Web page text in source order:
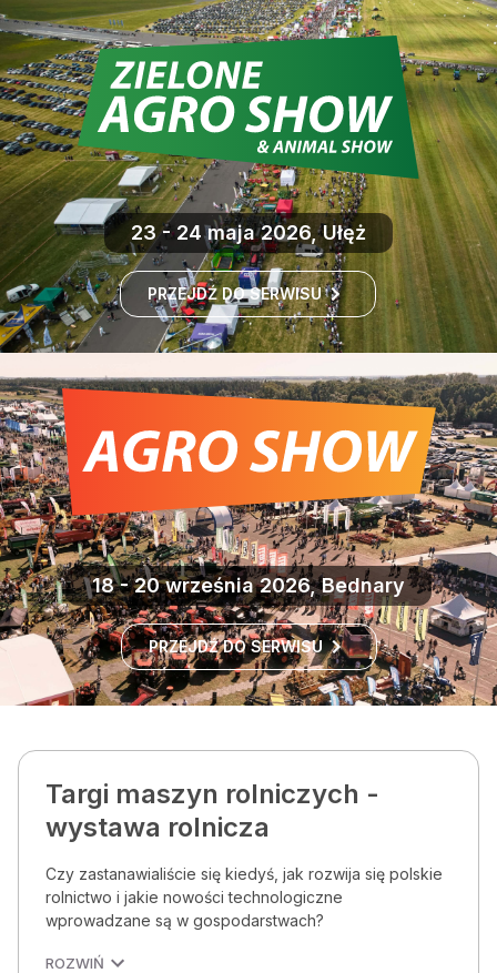
23 - 24 maja 2026, Ułęż
PRZEJDŹ DO SERWISU
18 - 20 września 2026, Bednary
PRZEJDŹ DO SERWISU
Targi maszyn rolniczych -
wystawa rolnicza
Czy zastanawialiście się kiedyś, jak rozwija się polskie
rolnictwo i jakie nowości technologiczne
wprowadzane są w gospodarstwach?
ROZWIŃ